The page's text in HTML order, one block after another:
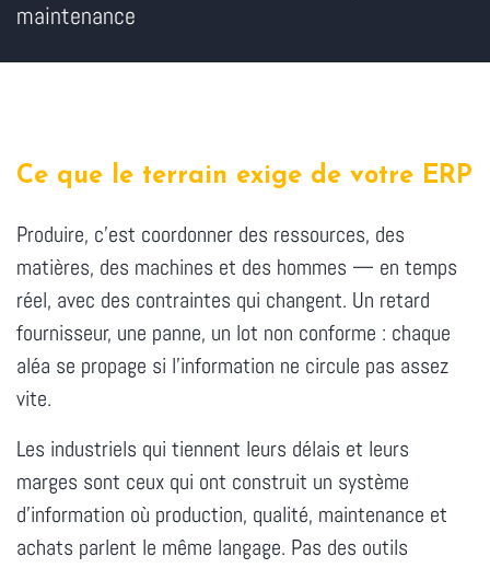
maintenance
Ce que le terrain exige de votre ERP
Produire, c'est coordonner des ressources, des
matières, des machines et des hommes — en temps
réel, avec des contraintes qui changent. Un retard
fournisseur, une panne, un lot non conforme : chaque
aléa se propage si l'information ne circule pas assez
vite.
Les industriels qui tiennent leurs délais et leurs
marges sont ceux qui ont construit un système
d'information où production, qualité, maintenance et
achats parlent le même langage. Pas des outils